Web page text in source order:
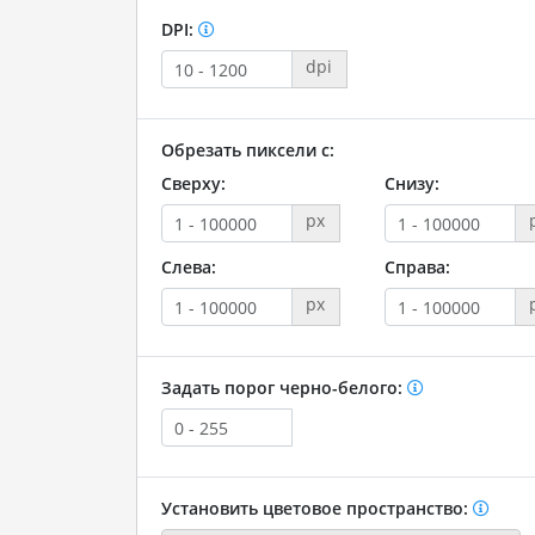
DPI:
dpi
Обрезать пиксели с:
Сверху:
px
Снизу:
Слева:
px
Справа:
Задать порог черно-белого:
Установить цветовое пространство: